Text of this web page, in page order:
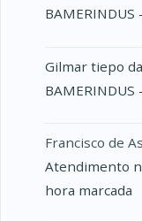
BAMERINDUS
Gilmar tiepo
BAMERINDUS
Francisco de
Atendimento
hora marcada